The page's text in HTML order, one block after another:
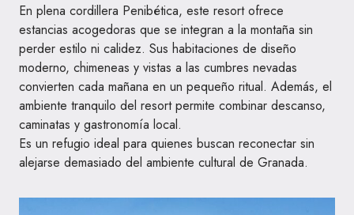
En plena cordillera Penibética, este resort ofrece
estancias acogedoras que se integran a la montaña sin
perder estilo ni calidez. Sus habitaciones de diseño
moderno, chimeneas y vistas a las cumbres nevadas
convierten cada mañana en un pequeño ritual. Además, el
ambiente tranquilo del resort permite combinar descanso,
caminatas y gastronomía local.
Es un refugio ideal para quienes buscan reconectar sin
alejarse demasiado del ambiente cultural de Granada.